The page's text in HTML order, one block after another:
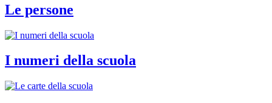
Le persone
I numeri della scuola